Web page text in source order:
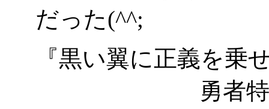
だった(^^;
『黒い翼に正義を
勇者特急ブ